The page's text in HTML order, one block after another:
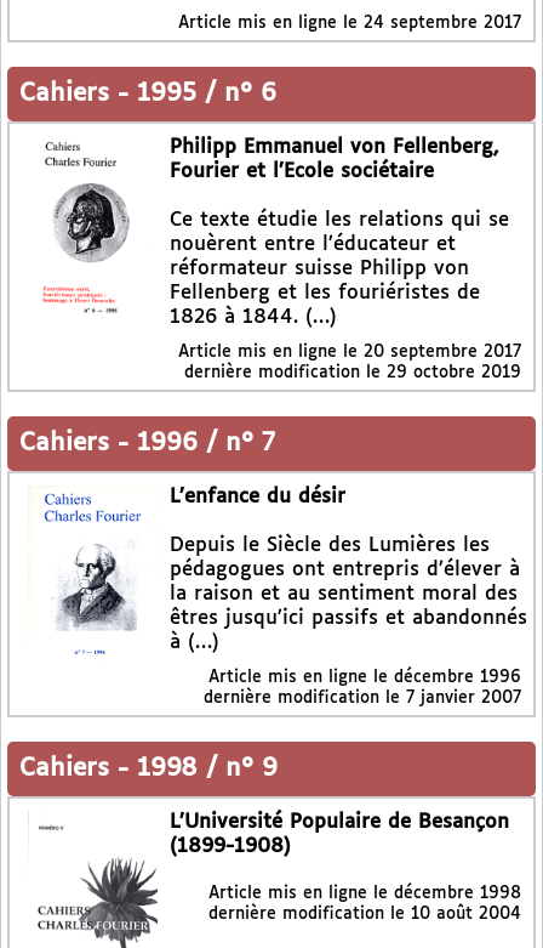
Article mis en ligne le 24 septembre 2017
Cahiers - 1995 / n° 6
Philipp Emmanuel von Fellenberg,
Fourier et l’Ecole sociétaire
Ce texte étudie les relations qui se
nouèrent entre l’éducateur et
réformateur suisse Philipp von
Fellenberg et les fouriéristes de
1826 à 1844. (…)
Article mis en ligne le 20 septembre 2017
dernière modification le 29 octobre 2019
Cahiers - 1996 / n° 7
L’enfance du désir
Depuis le Siècle des Lumières les
pédagogues ont entrepris d’élever à
la raison et au sentiment moral des
êtres jusqu’ici passifs et abandonnés
à (…)
Article mis en ligne le décembre 1996
dernière modification le 7 janvier 2007
Cahiers - 1998 / n° 9
L’Université Populaire de Besançon
(1899-1908)
Article mis en ligne le décembre 1998
dernière modification le 10 août 2004